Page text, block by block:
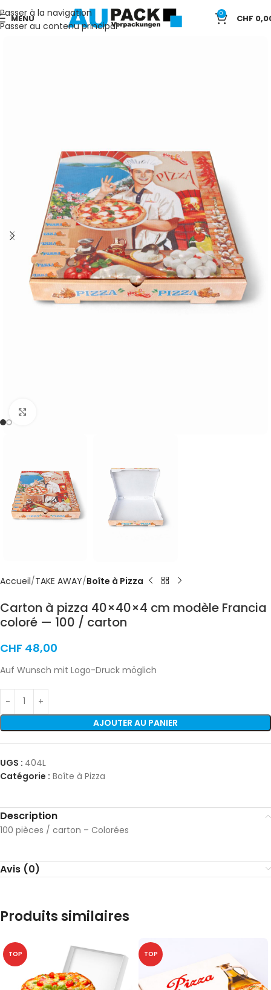
Passer à la navigation
Passer au contenu principal
MENU 0 CHF
Accueil TAKE AWAY Boîte à Pizza
Carton à pizza 40×40×4 cm modèle Francia
coloré — 100 / carton
CHF 48,00
Auf Wunsch mit Logo-Druck möglich
AJOUTER AU PANIER
UGS : 404L
Catégorie : Boîte à Pizza
Description
100 pièces / carton – Colorées
Avis (0)
Produits similaires
TOP TOP